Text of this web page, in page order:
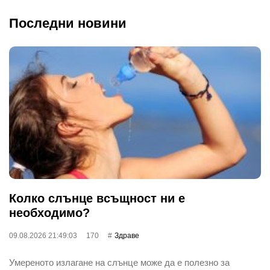
Последни новини
Колко слънце всъщност ни е
необходимо?
09.08.2026 21:49:03 170 Здраве
Умереното излагане на слънце може да е полезно за